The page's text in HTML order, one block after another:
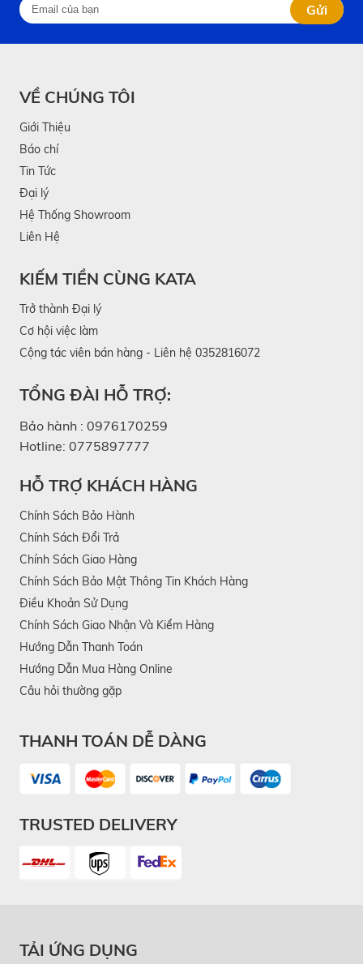
Gửi
VỀ CHÚNG TÔI
Giới Thiệu
Báo chí
Tin Tức
Đại lý
Hệ Thống Showroom
Liên Hệ
KIẾM TIỀN CÙNG KATA
Trở thành Đại lý
Cơ hội việc làm
Cộng tác viên bán hàng - Liên hệ 0352816072
TỔNG ĐÀI HỖ TRỢ:
Bảo hành : 0976170259
Hotline: 0775897777
HỖ TRỢ KHÁCH HÀNG
Chính Sách Bảo Hành
Chính Sách Đổi Trả
Chính Sách Giao Hàng
Chính Sách Bảo Mật Thông Tin Khách Hàng
Điều Khoản Sử Dụng
Chính Sách Giao Nhận Và Kiểm Hàng
Hướng Dẫn Thanh Toán
Hướng Dẫn Mua Hàng Online
Câu hỏi thường gặp
THANH TOÁN DỄ DÀNG
TRUSTED DELIVERY
TẢI ỨNG DỤNG